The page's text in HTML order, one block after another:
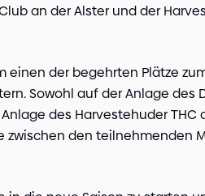
an der Alster und der
einen der begehrten Plätze
Sowohl auf der Anlage des
des Harvestehuder THC
zwischen den teilnehmenden